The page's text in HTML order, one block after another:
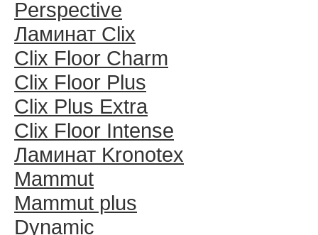
Perspective
Ламинат Clix
Clix Floor Charm
Clix Floor Plus
Clix Plus Extra
Clix Floor Intense
Ламинат Kronotex
Mammut
Mammut plus
Dynamic